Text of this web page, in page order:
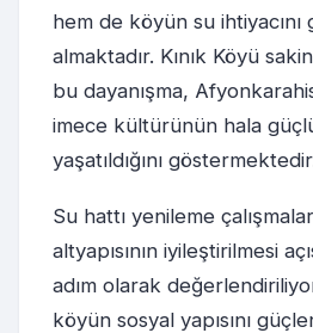
hem de köyün su ihtiyacını
almaktadır. Kınık Köyü
bu dayanışma,
imece kültürünün hala
yaşatıldığını
Su hattı yenileme
altyapısının iyileştirilmesi
adım olarak
köyün sosyal yapısını